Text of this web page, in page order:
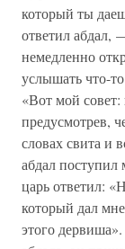
который ты
ответил абдал,
немедленно
услышать что-
«Вот мой совет:
предусмотрев,
словах свита и
абдал поступил
царь ответил:
который дал
этого